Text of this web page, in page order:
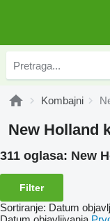
Kombajni
New Holland
311 oglasa: New
Filter
Sortiranje: Datum